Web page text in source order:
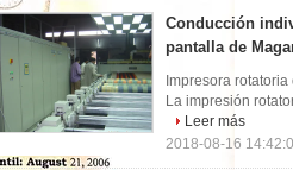
Conducción
pantalla de
Impresora
La impresión
Leer más
2018-08-16